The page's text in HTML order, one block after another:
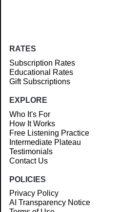
RATES
Subscription Rates
Educational Rates
Gift Subscriptions
EXPLORE
Who It's For
How It Works
Free Listening Practice
Intermediate Plateau
Testimonials
Contact Us
POLICIES
Privacy Policy
AI Transparency Notice